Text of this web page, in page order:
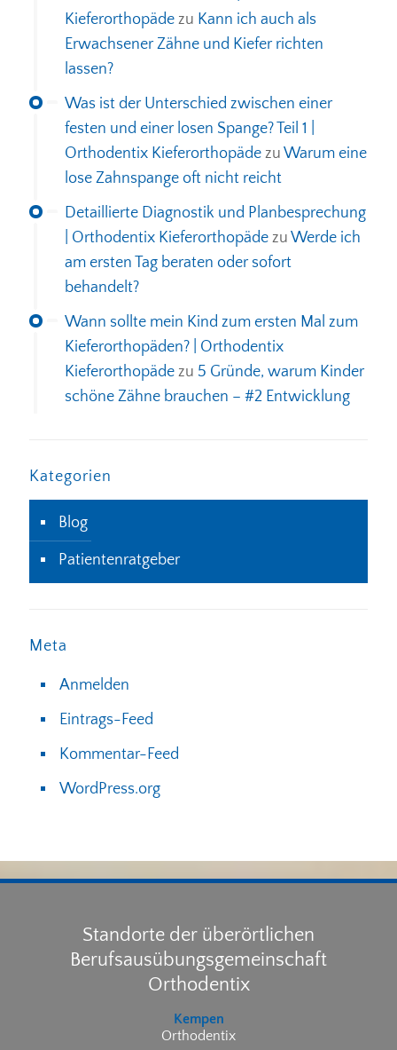
Kieferorthopäde zu Kann ich auch als
Erwachsener Zähne und Kiefer richten
lassen?
Was ist der Unterschied zwischen einer
festen und einer losen Spange? Teil 1 |
Orthodentix Kieferorthopäde zu Warum eine
lose Zahnspange oft nicht reicht
Detaillierte Diagnostik und Planbesprechung
| Orthodentix Kieferorthopäde zu Werde ich
am ersten Tag beraten oder sofort
behandelt?
Wann sollte mein Kind zum ersten Mal zum
Kieferorthopäden? | Orthodentix
Kieferorthopäde zu 5 Gründe, warum Kinder
schöne Zähne brauchen – #2 Entwicklung
Kategorien
Blog
Patientenratgeber
Meta
Anmelden
Eintrags-Feed
Kommentar-Feed
WordPress.org
Standorte der überörtlichen
Berufsausübungsgemeinschaft
Orthodentix
Kempen
Orthodentix